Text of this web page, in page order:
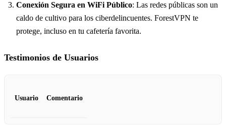
Conexión Segura en WiFi Público: Las redes públicas son un
caldo de cultivo para los ciberdelincuentes. ForestVPN te
protege, incluso en tu cafetería favorita.
Testimonios de Usuarios
Usuario Comentario